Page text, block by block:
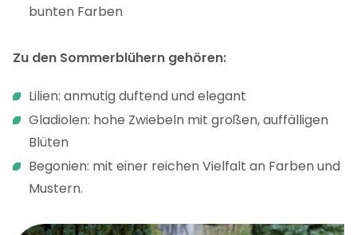
bunten Farben
Zu den Sommerblühern gehören:
Lilien: anmutig duftend und elegant
Gladiolen: hohe Zwiebeln mit großen, auffälligen
Blüten
Begonien: mit einer reichen Vielfalt an Farben und
Mustern.